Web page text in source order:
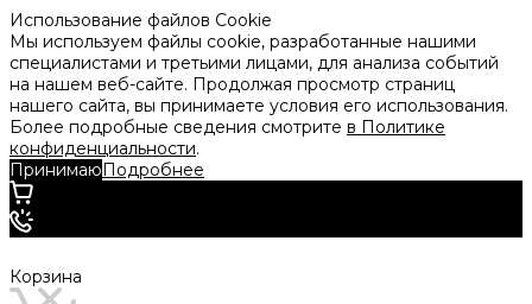
Использование файлов Cookie
Мы используем файлы cookie, разработанные нашими
специалистами и третьими лицами, для анализа событий
на нашем веб-сайте. Продолжая просмотр страниц
нашего сайта, вы принимаете условия его использования.
Более подробные сведения смотрите в Политике
конфиденциальности.
ПринимаюПодробнее
Корзина